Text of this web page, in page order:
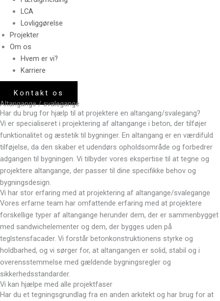
LCA
Lovliggørelse
Projekter
Om os
Hvem er vi?
Karriere
Kontakt os
Altangange / svalegange
Har du brug for hjælp til at projektere en altangang/svalegang?
Vi er specialiseret i projektering af altangange i beton, der tilføjer
funktionalitet og æstetik til bygninger. En altangang er en værdifuld
tilføjelse, da den skaber et udendørs opholdsområde og forbedrer
adgangen til bygningen. Vi tilbyder vores ekspertise til at tegne og
projektere altangange, der passer til dine specifikke behov og
bygningsdesign.
Vi har stor erfaring med at projektering af altangange/svalegange
Vores erfarne team har omfattende erfaring med at projektere
forskellige typer af altangange herunder dem, der er sammenbygget
med sandwichelementer og dem, der bygges uden på
teglstensfacader. Vi forstår betonkonstruktionens styrke og
holdbarhed, og vi sørger for, at altangangen er solid, stabil og i
overensstemmelse med gældende bygningsregler og
sikkerhedsstandarder.
Vi kan hjælpe med alle projektfaser
Har du et tegningsgrundlag fra en anden arkitekt og har brug for at